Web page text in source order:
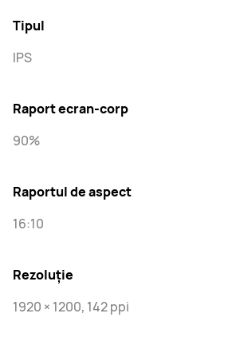
Tipul
IPS
Raport ecran-corp
90%
Raportul de aspect
16:10
Rezoluție
1920 × 1200, 142 ppi